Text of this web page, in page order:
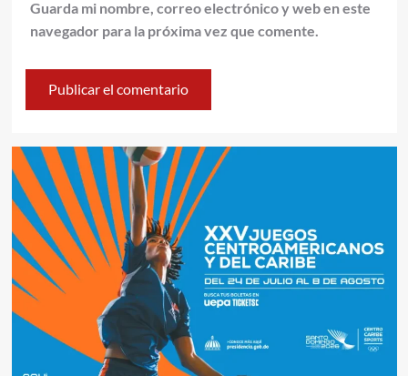
Guarda mi nombre, correo electrónico y web en este
navegador para la próxima vez que comente.